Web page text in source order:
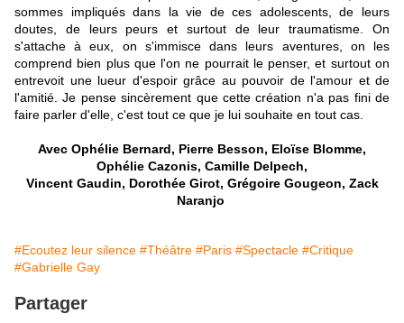
sommes impliqués dans la vie de ces adolescents, de leurs
doutes, de leurs peurs et surtout de leur traumatisme. On
s'attache à eux, on s'immisce dans leurs aventures, on les
comprend bien plus que l'on ne pourrait le penser, et surtout on
entrevoit une lueur d'espoir grâce au pouvoir de l'amour et de
l'amitié. Je pense sincèrement que cette création n'a pas fini de
faire parler d'elle, c'est tout ce que je lui souhaite en tout cas.
Avec Ophélie Bernard, Pierre Besson, Eloïse Blomme,
Ophélie Cazonis, Camille Delpech,
Vincent Gaudin, Dorothée Girot, Grégoire Gougeon, Zack
Naranjo
#Ecoutez leur silence #Théâtre #Paris #Spectacle #Critique
#Gabrielle Gay
Partager